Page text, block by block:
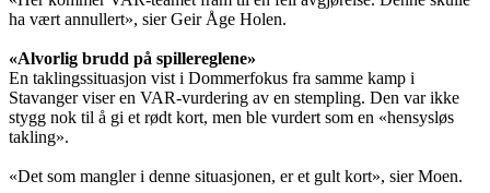
ha vært annullert», sier Geir Åge Holen.
«Alvorlig brudd på spillereglene»
En taklingssituasjon vist i Dommerfokus fra samme kamp i
Stavanger viser en VAR-vurdering av en stempling. Den var ikke
stygg nok til å gi et rødt kort, men ble vurdert som en «hensysløs
takling».
«Det som mangler i denne situasjonen, er et gult kort», sier Moen.